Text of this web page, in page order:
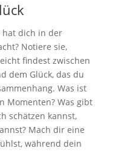
hat dich in der
Notiere sie,
findest zwischen
dem Glück, das du
Was ist
Momenten? Was gibt
schätzen kannst,
Mach dir eine
während dein